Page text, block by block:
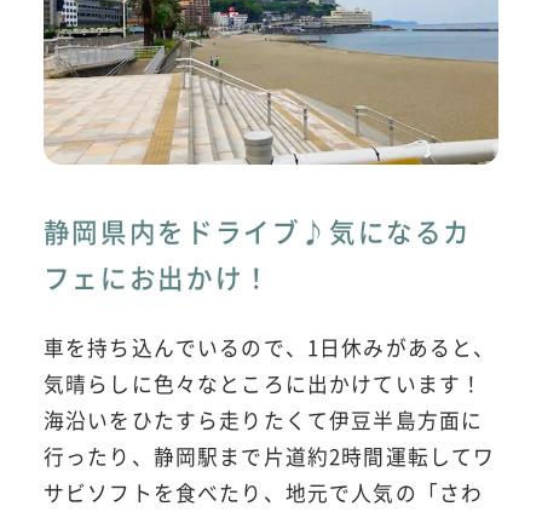
静岡県内をドライブ♪気になるカ
フェにお出かけ！
車を持ち込んでいるので、1日休みがあると、
気晴らしに色々なところに出かけています！
海沿いをひたすら走りたくて伊豆半島方面に
行ったり、静岡駅まで片道約2時間運転してワ
サビソフトを食べたり、地元で人気の「さわ